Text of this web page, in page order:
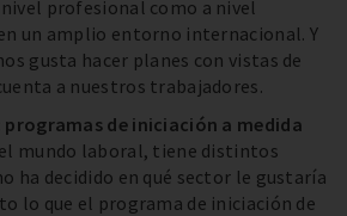
profesional como a nivel
un amplio entorno internacional. Y
gusta hacer planes con vistas de
a nuestros trabajadores.
de iniciación a medida
el mundo laboral, tiene distintos
ha decidido en qué sector le gustaría
lo que el programa de iniciación de